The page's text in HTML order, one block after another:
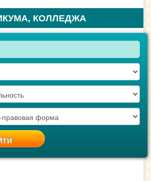
КОЛЛЕДЖА